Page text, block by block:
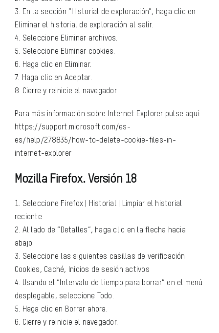
3. En la sección “Historial de exploración”, haga clic en
Eliminar el historial de exploración al salir.
4. Seleccione Eliminar archivos.
5. Seleccione Eliminar cookies.
6. Haga clic en Eliminar.
7. Haga clic en Aceptar.
8. Cierre y reinicie el navegador.
Para más información sobre Internet Explorer pulse aquí:
https://support.microsoft.com/es-
es/help/278835/how-to-delete-cookie-files-in-
internet-explorer
Mozilla Firefox. Versión 18
1. Seleccione Firefox | Historial | Limpiar el historial
reciente.
2. Al lado de “Detalles”, haga clic en la flecha hacia
abajo.
3. Seleccione las siguientes casillas de verificación:
Cookies, Caché, Inicios de sesión activos
4. Usando el “Intervalo de tiempo para borrar” en el menú
desplegable, seleccione Todo.
5. Haga clic en Borrar ahora.
6. Cierre y reinicie el navegador.